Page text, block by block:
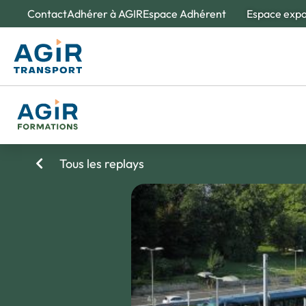
ContactAdhérer à AGIREspace Adhérent Espace
Création et
Nos valeurs
Un
de la
Tous les replays